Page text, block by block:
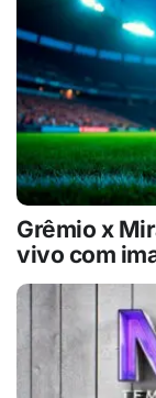
Grêmio x
vivo com